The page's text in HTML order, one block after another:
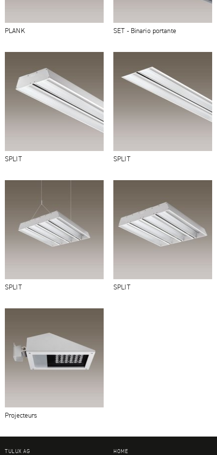
PLANK SET - Binario portante
SPLIT SPLIT
SPLIT SPLIT
Projecteurs
TULUX AG HOME